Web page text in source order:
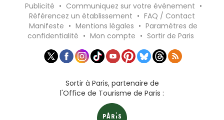
Publicité • Communiquez sur votre événement •
Référencez un établissement • FAQ / Contact
Manifeste • Mentions légales • Paramètres de
confidentialité • Mon compte • Sortir de Paris
Sortir à Paris, partenaire de
l'Office de Tourisme de Paris :